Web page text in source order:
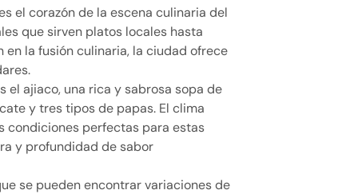
el corazón de la escena culinaria del
que sirven platos locales hasta
la fusión culinaria, la ciudad ofrece
el ajiaco, una rica y sabrosa sopa de
y tres tipos de papas. El clima
condiciones perfectas para estas
y profundidad de sabor
se pueden encontrar variaciones de